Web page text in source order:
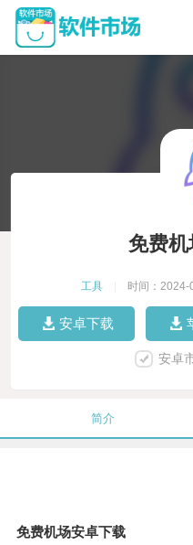
免费机
工具 时间：2024-
安卓下载
安卓
简介
免费机场安卓下载